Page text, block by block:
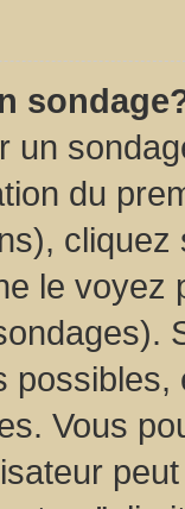
un
du
cliquez
le voyez
Vous